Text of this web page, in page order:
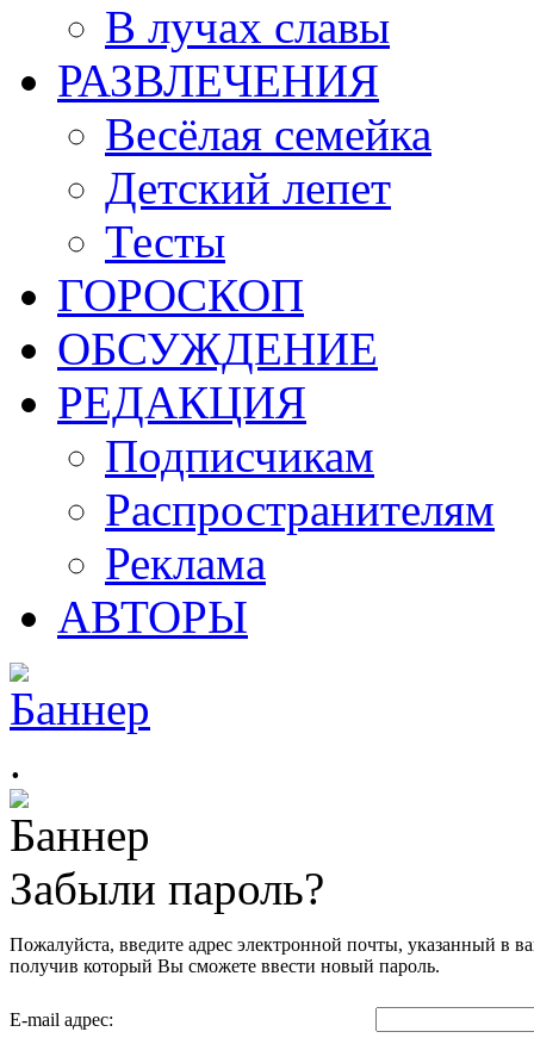
В лучах славы
РАЗВЛЕЧЕНИЯ
Весёлая семейка
Детский лепет
Тесты
ГОРОСКОП
ОБСУЖДЕНИЕ
РЕДАКЦИЯ
Подписчикам
Распространителям
Реклама
АВТОРЫ
.
Забыли пароль?
Пожалуйста, введите адрес электронной почты, указанный в
получив который Вы сможете ввести новый пароль.
E-mail адрес: